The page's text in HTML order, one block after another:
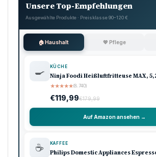
Unsere Top-Empfehlungen
Ausgewählte Produkte · Preisklasse 90–120 €
🏠 Haushalt 💖 Pflege
🍳 KÜCHE
Ninja Foodi Heißluftfritteuse MAX,
★★★★★(8.740)
€119,99€179,99
Auf Amazon ansehen →
☕ KAFFEE
Philips Domestic Appliances